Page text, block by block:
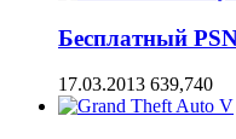
Бесплатный
17.03.2013 639,740